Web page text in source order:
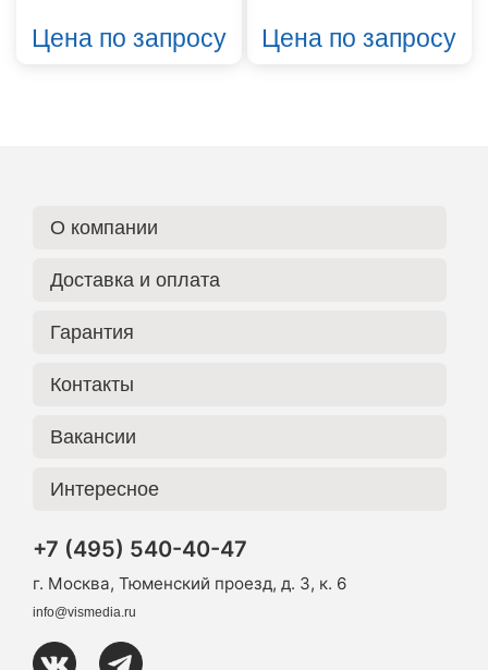
Цена по запросу Цена по запросу
О компании
Доставка и оплата
Гарантия
Контакты
Вакансии
Интересное
+7 (495) 540-40-47
г. Москва, Тюменский проезд, д. 3, к. 6
info@vismedia.ru